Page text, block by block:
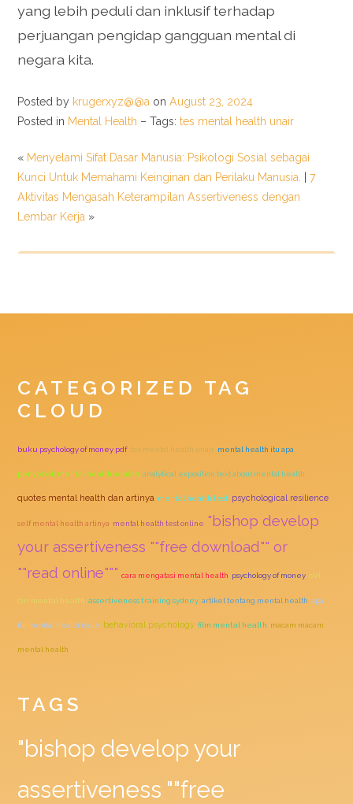
yang lebih peduli dan inklusif terhadap
perjuangan pengidap gangguan mental di
negara kita.
Posted by krugerxyz@@a onAugust 23, 2024
Posted in Mental Health – Tags:tes mental health unair
« Menyelami Sifat Dasar Manusia: Psikologi Sosial sebagai
Kunci Untuk Memahami Keinginan dan Perilaku Manusia.
|7
Aktivitas Mengasah Keterampilan Assertiveness dengan
Lembar Kerja »
CATEGORIZED TAG
CLOUD
buku psychology of money pdf tes mental health unair mental health itu apa
penyebab mental health adalah analytical exposition text about mental health
quotes mental health dan artinya mental health test psychological resilience
self mental health artinya mental health test online "bishop develop
your assertiveness ""free download"" or
""read online""" cara mengatasi mental health psychology of money ciri
ciri mental health assertiveness training sydney artikel tentang mental health apa
itu mental health issue behavioral psychology film mental health macam macam
mental health
TAGS
"bishop develop your
assertiveness ""free